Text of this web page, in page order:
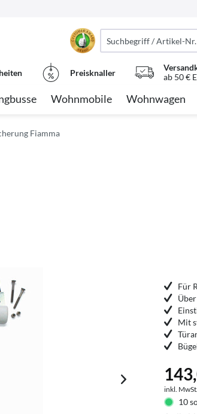
Preisknaller
ab 50 €
Wohnmobile Wohnwagen
Fiamma
Für
Mit
inkl.
10